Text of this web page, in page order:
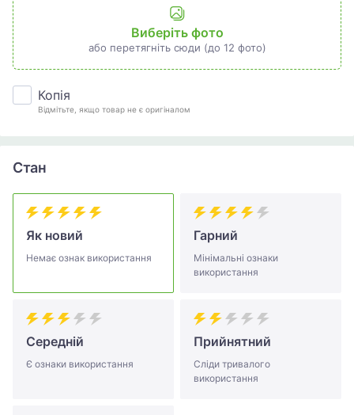
Виберіть фото
або перетягніть сюди (до 12 фото)
Копія
Відмітьте, якщо товар не є оригіналом
Стан
Як новий
Немає ознак використання
Гарний
Мінімальні ознаки
використання
Середній
Є ознаки використання
Прийнятний
Сліди тривалого
використання